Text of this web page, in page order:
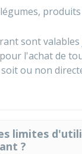
sont valables
pour l'achat de
ou non
limites
?